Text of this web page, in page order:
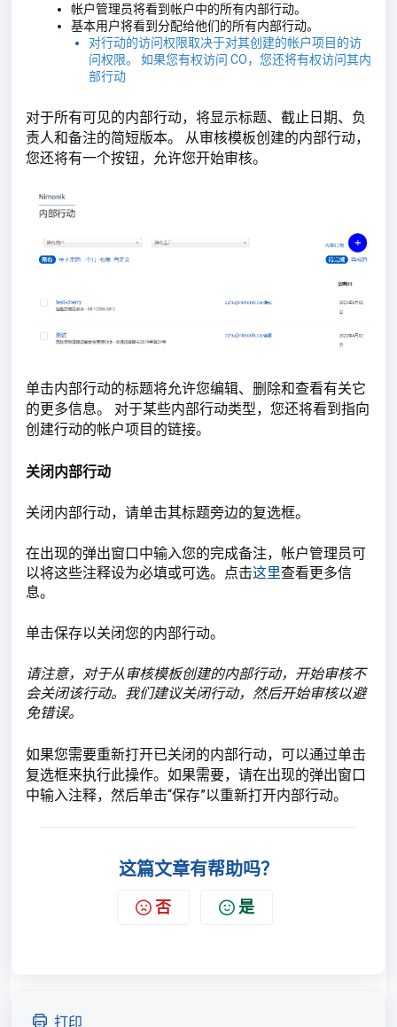
帐户管理员将看到帐户中的所有内部行动。
基本用户将看到分配给他们的所有内部行动。
对行动的访问权限取决于对其创建的帐户项目的访
问权限。 如果您有权访问 CO，您还将有权访问其内
部行动
对于所有可见的内部行动，将显示标题、截止日期、负
责人和备注的简短版本。 从审核模板创建的内部行动，
您还将有一个按钮，允许您开始审核。
单击内部行动的标题将允许您编辑、删除和查看有关它
的更多信息。 对于某些内部行动类型，您还将看到指向
创建行动的帐户项目的链接。
关闭内部行动
关闭内部行动，请单击其标题旁边的复选框。
在出现的弹出窗口中输入您的完成备注，帐户管理员可
以将这些注释设为必填或可选。点击这里查看更多信
息。
单击保存以关闭您的内部行动。
请注意，对于从审核模板创建的内部行动，开始审核不
会关闭该行动。我们建议关闭行动，然后开始审核以避
免错误。
如果您需要重新打开已关闭的内部行动，可以通过单击
复选框来执行此操作。如果需要，请在出现的弹出窗口
中输入注释，然后单击“保存”以重新打开内部行动。
这篇文章有帮助吗？
否 是
打印